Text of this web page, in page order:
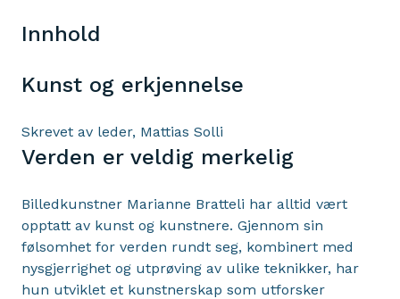
Innhold
Kunst og erkjennelse
Skrevet av leder, Mattias Solli
Verden er veldig merkelig
Billedkunstner Marianne Bratteli har alltid vært
opptatt av kunst og kunstnere. Gjennom sin
følsomhet for verden rundt seg, kombinert med
nysgjerrighet og utprøving av ulike teknikker, har
hun utviklet et kunstnerskap som utforsker